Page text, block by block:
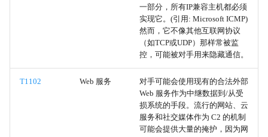
一部分，所有IP兼容主机都必须
实现它。(引用: Microsoft ICMP)
然而，它不像其他互联网协议
（如TCP或UDP）那样常被监
控，可能被对手用来隐藏通信。
T1102 Web 服务
对手可能会使用现有的合法外部
Web 服务作为中继数据到/从受
损系统的手段。流行的网站、云
服务和社交媒体作为 C2 的机制
可能会提供大量的掩护，因为网